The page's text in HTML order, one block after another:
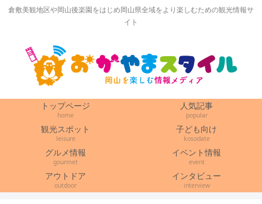
倉敷美観地区や岡山後楽園をはじめ岡山県全域をより楽しむための観光情報サ
イト
トップページ
home
人気記事
popular
観光スポット
leisure
子ども向け
kosodate
グルメ情報
gourmet
イベント情報
event
アウトドア
outdoor
インタビュー
interview